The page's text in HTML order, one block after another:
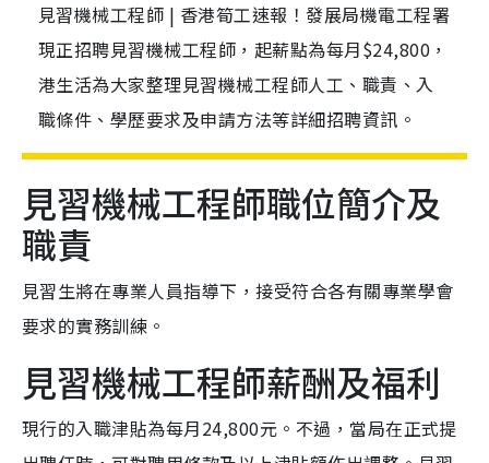
見習機械工程師 | 香港筍工速報！發展局機電工程署
現正招聘見習機械工程師，起薪點為每月$24,800，
港生活為大家整理見習機械工程師人工、職責、入
職條件、學歷要求及申請方法等詳細招聘資訊。
見習機械工程師職位簡介及
職責
見習生將在專業人員指導下，接受符合各有關專業學會
要求的實務訓練。
見習機械工程師薪酬及福利
現行的入職津貼為每月24,800元。不過，當局在正式提